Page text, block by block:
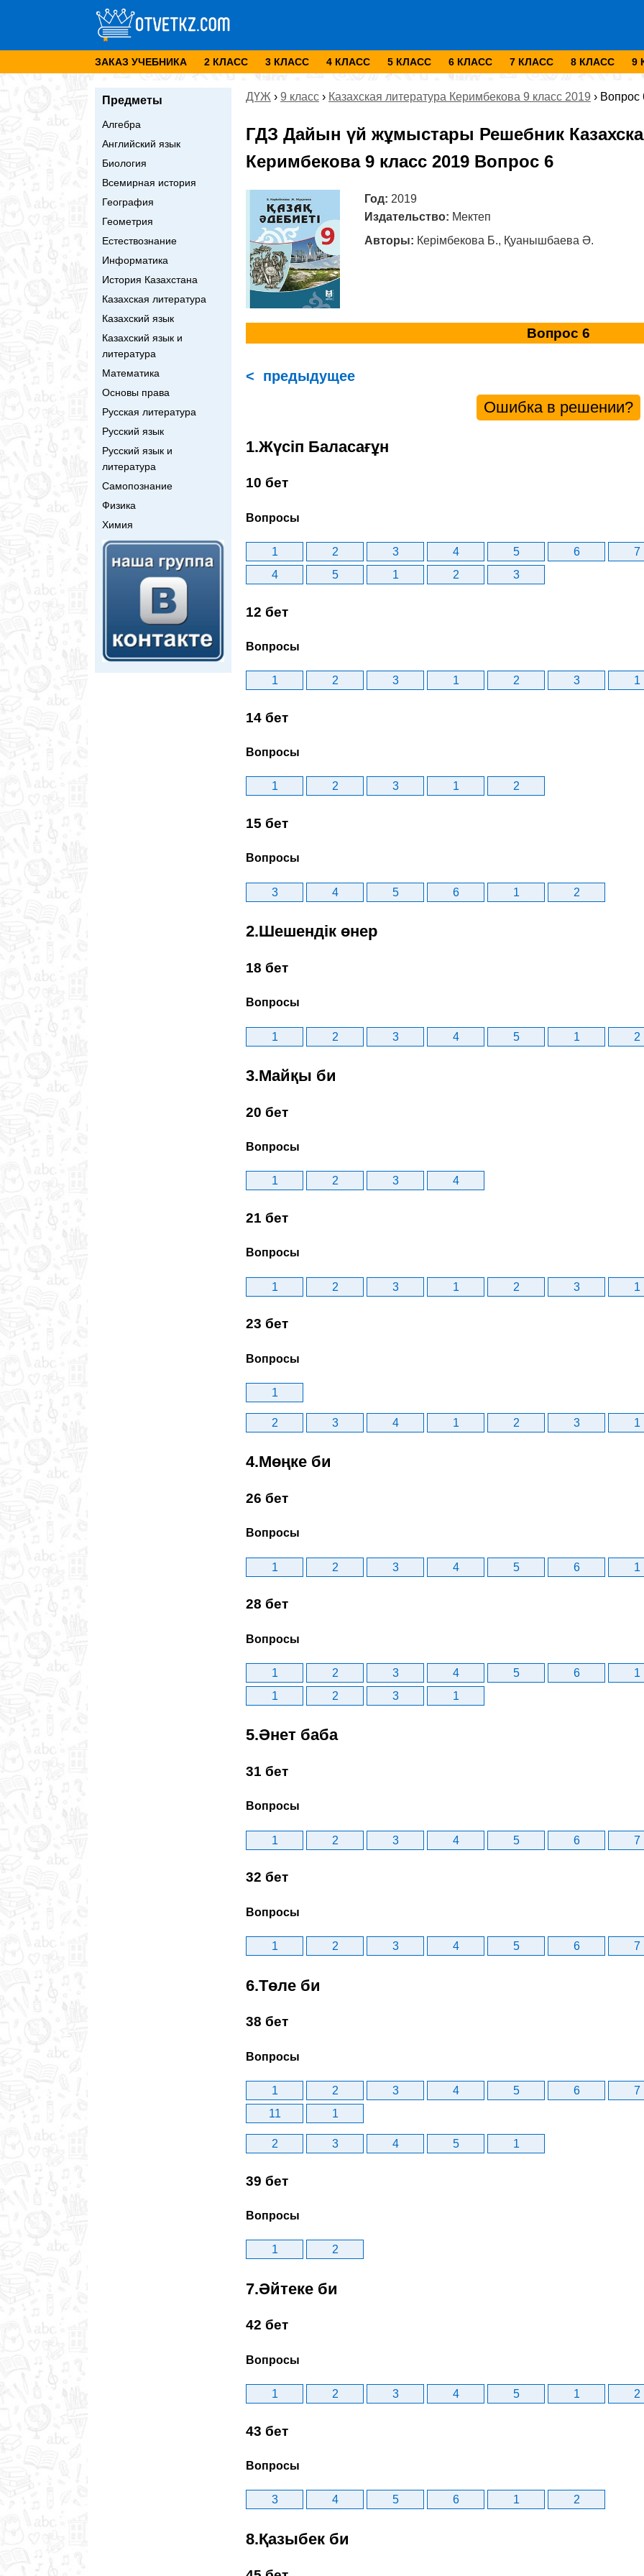
ЗАКАЗ УЧЕБНИКА 2 КЛАСС 3 КЛАСС 4 КЛАСС 5 КЛАСС 6 КЛАСС 7 КЛАСС 8 КЛАСС 9
Предметы
Алгебра
Английский язык
Биология
Всемирная история
География
Геометрия
Естествознание
Информатика
История Казахстана
Казахская литература
Казахский язык
Казахский язык и
литература
Математика
Основы права
Русская литература
Русский язык
Русский язык и
литература
Самопознание
Физика
Химия
ДҮЖ › 9 класс › Казахская литература Керимбекова 9 класс 2019 › Вопрос
ГДЗ Дайын үй жұмыстары Решебник
Керимбекова 9 класс 2019 Вопрос 6
Год: 2019
Издательство: Мектеп
Авторы: Керімбекова Б., Қуанышбаева Ә.
Вопрос 6
< предыдущее
Ошибка в решении?
1.Жүсіп Баласағұн
10 бет
Вопросы
1 2 3 4 5 6
7
4
5 1 2 3
12 бет
Вопросы
1 2 3 1 2 3 1
14 бет
Вопросы
1 2 3 1 2
15 бет
Вопросы
3 4 5 6 1 2
2.Шешендік өнер
18 бет
Вопросы
1 2 3 4 5 1 2
3.Майқы би
20 бет
Вопросы
1 2 3 4
21 бет
Вопросы
1 2 3 1 2 3 1
23 бет
Вопросы
1
2 3 4 1 2 3 1
4.Мөңке би
26 бет
Вопросы
1 2 3 4 5 6 1
28 бет
Вопросы
1 2 3 4 5 6
1
1
2 3 1
5.Әнет баба
31 бет
Вопросы
1 2 3 4 5 6 7
32 бет
Вопросы
1 2 3 4 5 6 7
6.Төле би
38 бет
Вопросы
1 2 3 4 5 6
7
11
1
2 3 4 5 1
39 бет
Вопросы
1 2
7.Әйтеке би
42 бет
Вопросы
1 2 3 4 5 1 2
43 бет
Вопросы
3 4 5 6 1 2
8.Қазыбек би